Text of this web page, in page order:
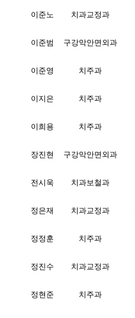
이준노 치과교정과
이준범 구강악안면외과
이준영 치주과
이지은 치주과
이희용 치주과
장진현 구강악안면외과
전시욱 치과보철과
정은재 치과교정과
정정훈 치주과
정진수 치과교정과
정현준 치주과